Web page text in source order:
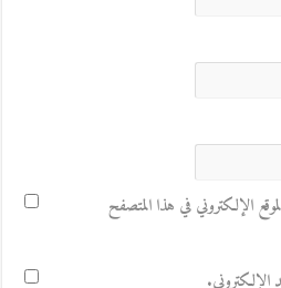
الإلكتروني في هذا المتصفح
الإلكتروني.